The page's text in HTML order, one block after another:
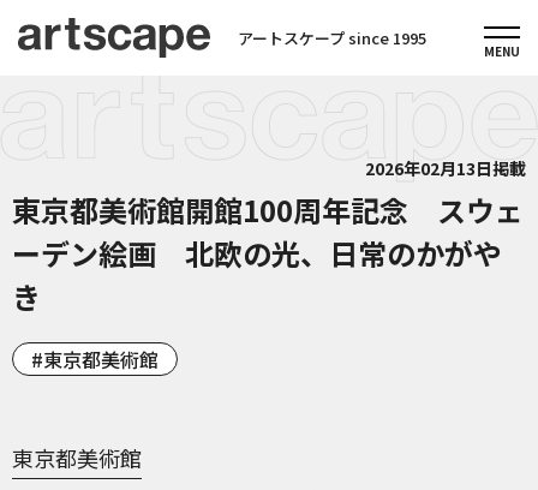
アートスケープ since 1995
2026年02月13日掲載
東京都美術館開館100周年記念 スウェ
ーデン絵画 北欧の光、日常のかがや
き
東京都美術館
東京都美術館